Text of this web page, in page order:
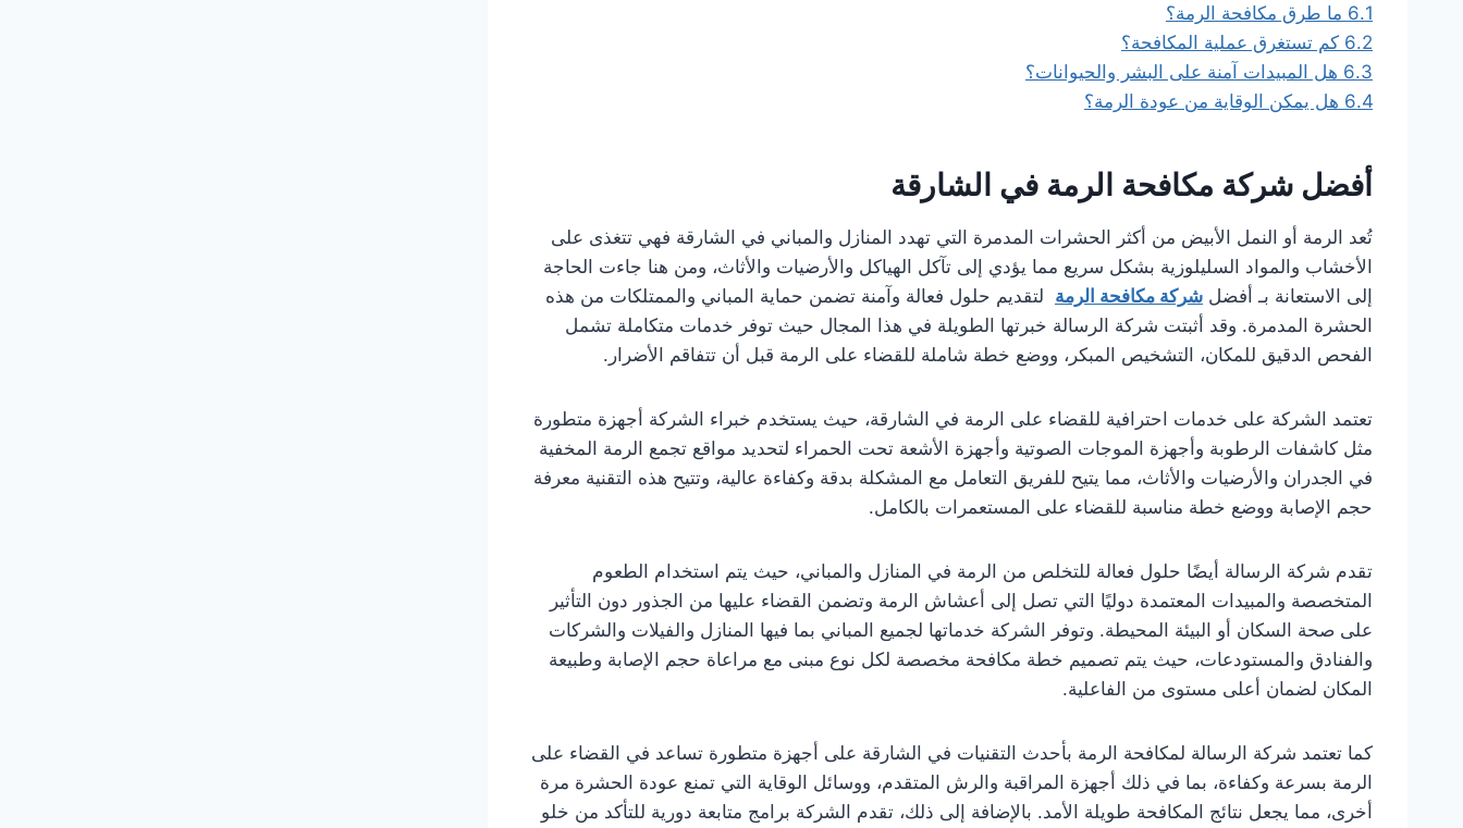
6.1 ما طرق مكافحة الرمة؟
6.2 كم تستغرق عملية المكافحة؟
6.3 هل المبيدات آمنة على البشر والحيوانات؟
6.4 هل يمكن الوقاية من عودة الرمة؟
أفضل شركة مكافحة الرمة في الشارقة
تُعد الرمة أو النمل الأبيض من أكثر الحشرات المدمرة التي تهدد المنازل والمباني في الشارقة فهي تتغذى على
الأخشاب والمواد السليلوزية بشكل سريع مما يؤدي إلى تآكل الهياكل والأرضيات والأثاث، ومن هنا جاءت الحاجة
إلى الاستعانة بـ أفضلشركة مكافحة الرمة لتقديم حلول فعالة وآمنة تضمن حماية المباني والممتلكات من هذه
الحشرة المدمرة. وقد أثبتت شركة الرسالة خبرتها الطويلة في هذا المجال حيث توفر خدمات متكاملة تشمل
الفحص الدقيق للمكان، التشخيص المبكر، ووضع خطة شاملة للقضاء على الرمة قبل أن تتفاقم الأضرار.
تعتمد الشركة على خدمات احترافية للقضاء على الرمة في الشارقة، حيث يستخدم خبراء الشركة أجهزة متطورة
مثل كاشفات الرطوبة وأجهزة الموجات الصوتية وأجهزة الأشعة تحت الحمراء لتحديد مواقع تجمع الرمة المخفية
في الجدران والأرضيات والأثاث، مما يتيح للفريق التعامل مع المشكلة بدقة وكفاءة عالية، وتتيح هذه التقنية معرفة
حجم الإصابة ووضع خطة مناسبة للقضاء على المستعمرات بالكامل.
تقدم شركة الرسالة أيضًا حلول فعالة للتخلص من الرمة في المنازل والمباني، حيث يتم استخدام الطعوم
المتخصصة والمبيدات المعتمدة دوليًا التي تصل إلى أعشاش الرمة وتضمن القضاء عليها من الجذور دون التأثير
على صحة السكان أو البيئة المحيطة. وتوفر الشركة خدماتها لجميع المباني بما فيها المنازل والفيلات والشركات
والفنادق والمستودعات، حيث يتم تصميم خطة مكافحة مخصصة لكل نوع مبنى مع مراعاة حجم الإصابة وطبيعة
المكان لضمان أعلى مستوى من الفاعلية.
كما تعتمد شركة الرسالة لمكافحة الرمة بأحدث التقنيات في الشارقة على أجهزة متطورة تساعد في القضاء على
الرمة بسرعة وكفاءة، بما في ذلك أجهزة المراقبة والرش المتقدم، ووسائل الوقاية التي تمنع عودة الحشرة مرة
أخرى، مما يجعل نتائج المكافحة طويلة الأمد. بالإضافة إلى ذلك، تقدم الشركة برامج متابعة دورية للتأكد من خلو